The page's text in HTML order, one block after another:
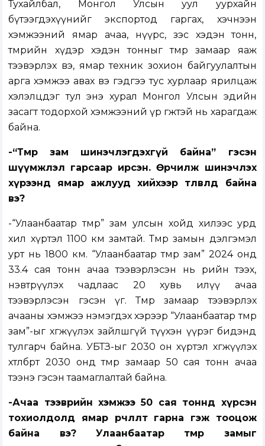
Тухайлбал, Монгол Улсын уул уурхайн
бүтээгдэхүүнийг экспортод гаргах, хэчнээн
хэмжээний ямар ачаа, нүүрс, зэс хэдэн тонн,
төмрийн хүдэр хэдэн тонныг төмөр замаар яаж
тээвэрлэх вэ, ямар техник зохион байгуулалтын
арга хэмжээ авах вэ гэдгээ тус хурлаар ярилцаж
хэлэлцдэг тул энэ хурал Монгол Улсын эдийн
засагт тодорхой хэмжээний үр өгөөжтэй нь харагдаж
байна.
-“Төмөр зам шинэчлэгдэхгүй байна” гэсэн
шүүмжлэл гарсаар ирсэн. Өөрчилж шинэчлэх
хүрээнд ямар ажлууд хийхээр төлөвлөөд байна
вэ?
-“Улаанбаатар төмөр” зам улсын хойд хилээс урд
хил хүртэл 1100 км замтай. Төмөр замын дэлгэмэл
урт нь 1800 км. “Улаанбаатар төмөр зам” 2024 онд
33.4 сая тонн ачаа тээвэрлэсэн нь өөрийн тээх,
нэвтрүүлэх чадлаас 20 хувь илүү ачаа
тээвэрлэсэн гэсэн үг. Төмөр замаар тээвэрлэх
ачааны хэмжээ нэмэгдэх хэрээр “Улаанбаатар төмөр
зам”-ыг хөгжүүлэх зайлшгүй түүхэн үүрэг бидэнд
тулгарч байна. УБТЗ-ыг 2030 он хүртэл хөгжүүлэх
хөтөлбөрт 2030 онд төмөр замаар 50 сая тонн ачаа
тээнэ гэсэн таамаглалтай байна.
-Ачаа тээврийн хэмжээ 50 сая тоннд хүрсэн
тохиолдолд ямар өөрчлөлт гарна гэж тооцож
байна вэ? Улаанбаатар төмөр замыг